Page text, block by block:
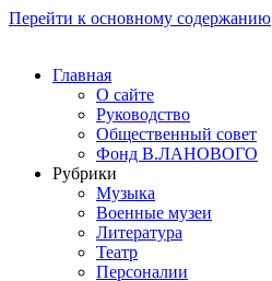
Перейти к основному содержанию
Главная
О сайте
Руководство
Общественный совет
Фонд В.ЛАНОВОГО
Рубрики
Музыка
Военные музеи
Литература
Театр
Персоналии